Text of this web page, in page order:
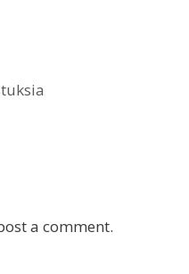
a comment.